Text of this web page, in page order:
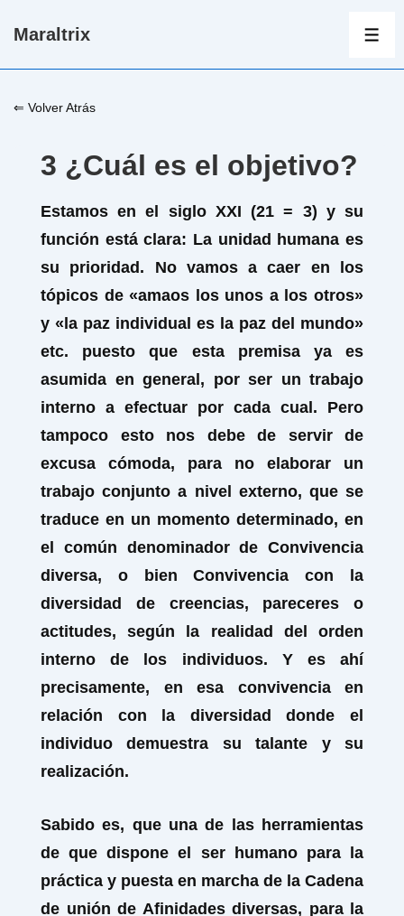
Saltar
principal
Maraltrix
⇐ Volver Atrás
3 ¿Cuál es el objetivo?
Estamos en el siglo XXI (21 = 3) y su
función está clara: La unidad humana es
su prioridad. No vamos a caer en los
tópicos de «amaos los unos a los otros»
y «la paz individual es la paz del mundo»
etc. puesto que esta premisa ya es
asumida en general, por ser un trabajo
interno a efectuar por cada cual. Pero
tampoco esto nos debe de servir de
excusa cómoda, para no elaborar un
trabajo conjunto a nivel externo, que se
traduce en un momento determinado, en
el común denominador de Convivencia
diversa, o bien Convivencia con la
diversidad de creencias, pareceres o
actitudes, según la realidad del orden
interno de los individuos. Y es ahí
precisamente, en esa convivencia en
relación con la diversidad donde el
individuo demuestra su talante y su
realización.
Sabido es, que una de las herramientas
de que dispone el ser humano para la
práctica y puesta en marcha de la Cadena
de unión de Afinidades diversas, para la